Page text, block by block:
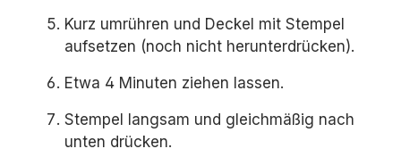
Kurz umrühren und Deckel mit Stempel
aufsetzen (noch nicht herunterdrücken).
Etwa 4 Minuten ziehen lassen.
Stempel langsam und gleichmäßig nach
unten drücken.